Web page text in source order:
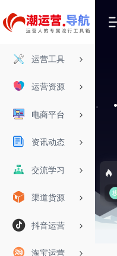
运营工具
运营资源
电商平台
资讯动态
交流学习
渠道货源
抖音运营
淘宝运营